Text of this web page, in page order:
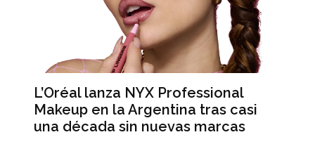
L’Oréal lanza NYX Professional
Makeup en la Argentina tras casi
una década sin nuevas marcas